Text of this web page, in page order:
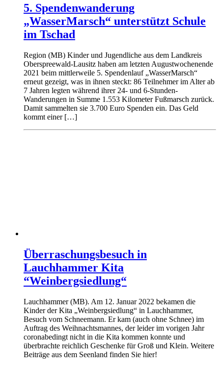
5. Spendenwanderung
„WasserMarsch“ unterstützt Schule
im Tschad
Region (MB) Kinder und Jugendliche aus dem Landkreis
Oberspreewald-Lausitz haben am letzten Augustwochenende
2021 beim mittlerweile 5. Spendenlauf „WasserMarsch“
erneut gezeigt, was in ihnen steckt: 86 Teilnehmer im Alter ab
7 Jahren legten während ihrer 24- und 6-Stunden-
Wanderungen in Summe 1.553 Kilometer Fußmarsch zurück.
Damit sammelten sie 3.700 Euro Spenden ein. Das Geld
kommt einer […]
Überraschungsbesuch in
Lauchhammer Kita
“Weinbergsiedlung“
Lauchhammer (MB). Am 12. Januar 2022 bekamen die
Kinder der Kita „Weinbergsiedlung“ in Lauchhammer,
Besuch vom Schneemann. Er kam (auch ohne Schnee) im
Auftrag des Weihnachtsmannes, der leider im vorigen Jahr
coronabedingt nicht in die Kita kommen konnte und
überbrachte reichlich Geschenke für Groß und Klein. Weitere
Beiträge aus dem Seenland finden Sie hier!